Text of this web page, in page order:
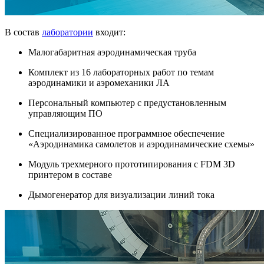
В состав лаборатории входит:
Малогабаритная аэродинамическая труба
Комплект из 16 лабораторных работ по темам
аэродинамики и аэромеханики ЛА
Персональный компьютер с предустановленным
управляющим ПО
Специализированное программное обеспечение
«Аэродинамика самолетов и аэродинамические схемы»
Модуль трехмерного прототипирования с FDM 3D
принтером в составе
Дымогенератор для визуализации линий тока